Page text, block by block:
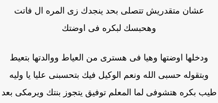
عشان متقدريش تتصلى بحد ينجدك زى المره ال فاتت
وهحبسك لبكره فى اوضتك
ودخلها اوضتها وهيا فى هسترى من العياط ووالدتها بتعيط
وبتقوله حسبى الله ونعم الوكيل فيك بتحسبنى عليا يا وليه
بكره هتشوفى لما المعلم توفيق يتجوز بنتك ويرمكى بعد